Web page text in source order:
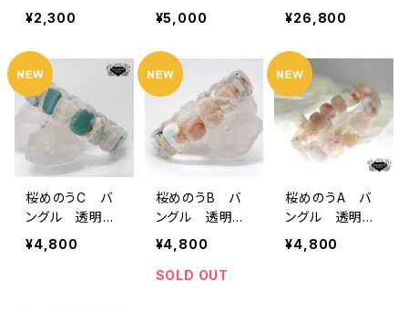
ツ ブレスレッ
ト
¥2,300
レスレット
¥5,000
ス K10WG
¥26,800
桜めのうC バ
ングル 透明
感 ミントグリ
ーン 桜ピンク
¥4,800
桜めのうB バ
ングル 透明
感 桜ピンク＆
ミントグリーン
¥4,800
SOLD OUT
桜めのうA バ
ングル 透明
感 桜ピンク
¥4,800